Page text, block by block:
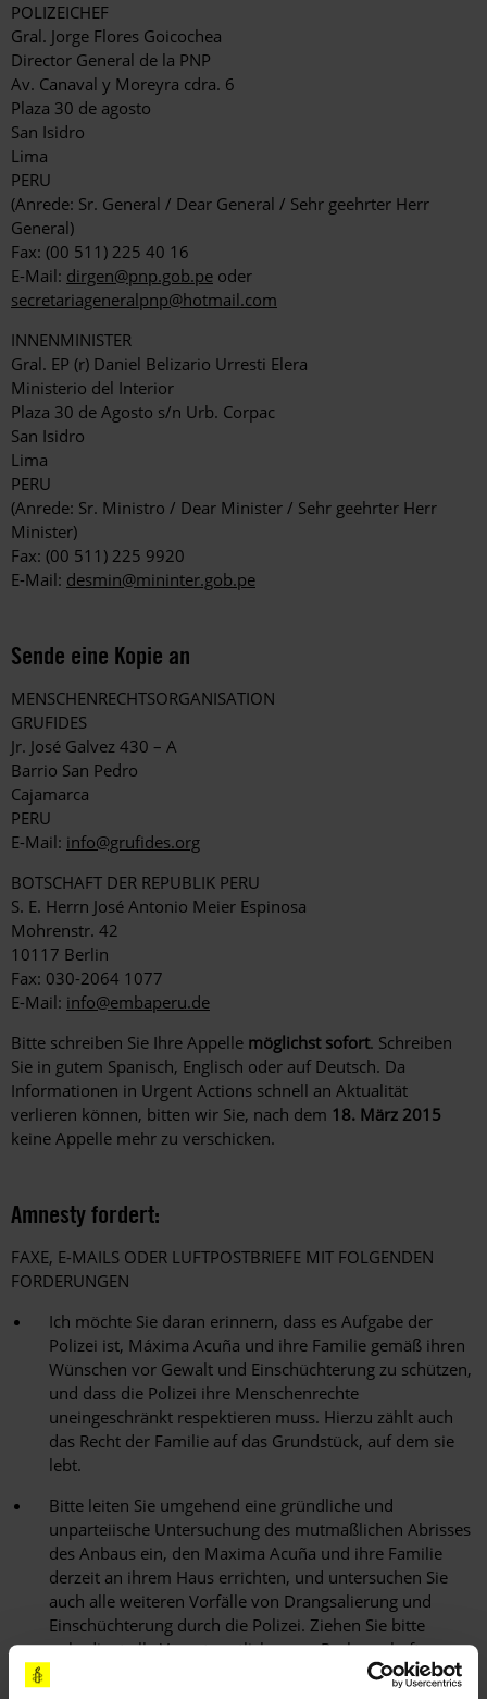
POLIZEICHEF
Gral. Jorge Flores Goicochea
Director General de la PNP
Av. Canaval y Moreyra cdra. 6
Plaza 30 de agosto
San Isidro
Lima
PERU
(Anrede: Sr. General / Dear General / Sehr geehrter Herr
General)
Fax: (00 511) 225 40 16
E-Mail: dirgen@pnp.gob.pe oder
secretariageneralpnp@hotmail.com
INNENMINISTER
Gral. EP (r) Daniel Belizario Urresti Elera
Ministerio del Interior
Plaza 30 de Agosto s/n Urb. Corpac
San Isidro
Lima
PERU
(Anrede: Sr. Ministro / Dear Minister / Sehr geehrter Herr
Minister)
Fax: (00 511) 225 9920
E-Mail: desmin@mininter.gob.pe
Sende eine Kopie an
MENSCHENRECHTSORGANISATION
GRUFIDES
Jr. José Galvez 430 – A
Barrio San Pedro
Cajamarca
PERU
E-Mail: info@grufides.org
BOTSCHAFT DER REPUBLIK PERU
S. E. Herrn José Antonio Meier Espinosa
Mohrenstr. 42
10117 Berlin
Fax: 030-2064 1077
E-Mail: info@embaperu.de
Bitte schreiben Sie Ihre Appelle möglichst sofort. Schreiben
Sie in gutem Spanisch, Englisch oder auf Deutsch. Da
Informationen in Urgent Actions schnell an Aktualität
verlieren können, bitten wir Sie, nach dem 18. März 2015
keine Appelle mehr zu verschicken.
Amnesty fordert:
FAXE, E-MAILS ODER LUFTPOSTBRIEFE MIT FOLGENDEN
FORDERUNGEN
Ich möchte Sie daran erinnern, dass es Aufgabe der
Polizei ist, Máxima Acuña und ihre Familie gemäß ihren
Wünschen vor Gewalt und Einschüchterung zu schützen,
und dass die Polizei ihre Menschenrechte
uneingeschränkt respektieren muss. Hierzu zählt auch
das Recht der Familie auf das Grundstück, auf dem sie
lebt.
Bitte leiten Sie umgehend eine gründliche und
unparteiische Untersuchung des mutmaßlichen Abrisses
des Anbaus ein, den Maxima Acuña und ihre Familie
derzeit an ihrem Haus errichten, und untersuchen Sie
auch alle weiteren Vorfälle von Drangsalierung und
Einschüchterung durch die Polizei. Ziehen Sie bitte
unbedingt alle Verantwortlichen zur Rechenschaft.